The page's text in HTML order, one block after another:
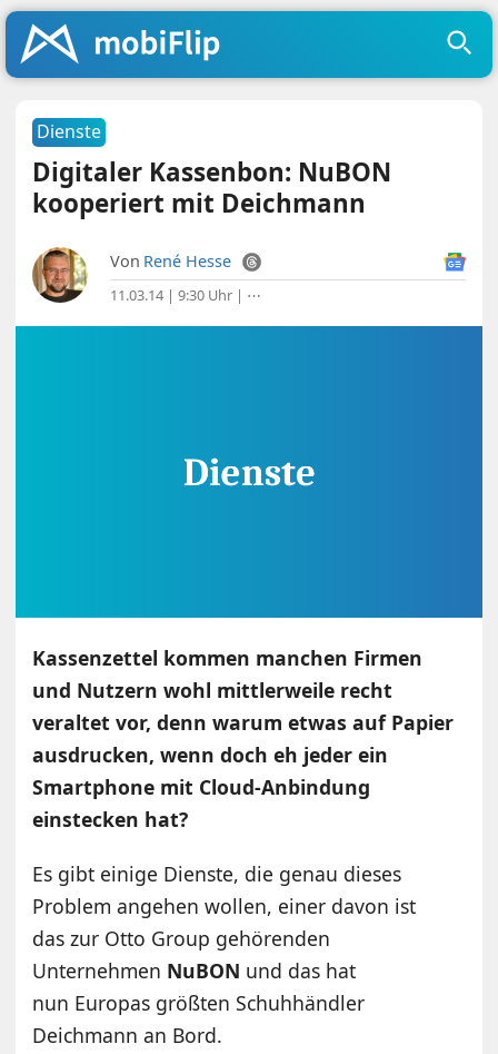
Dienste
Digitaler Kassenbon: NuBON
kooperiert mit Deichmann
Von René Hesse
11.03.14 | 9:30 Uhr | ⋯
Kassenzettel kommen manchen Firmen
und Nutzern wohl mittlerweile recht
veraltet vor, denn warum etwas auf Papier
ausdrucken, wenn doch eh jeder ein
Smartphone mit Cloud-Anbindung
einstecken hat?
Es gibt einige Dienste, die genau dieses
Problem angehen wollen, einer davon ist
das zur Otto Group gehörenden
Unternehmen NuBON und das hat
nun Europas größten Schuhhändler
Deichmann an Bord.